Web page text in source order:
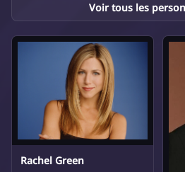
Voir tous les
Rachel Green